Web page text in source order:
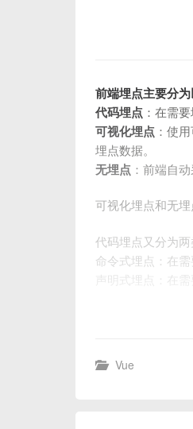
前端埋点主要分
代码埋点 ：在需
可视化埋点 ：使
埋点数据。
无埋点 ：前端自
可视化埋点和无
代码埋点又分为两
命令式埋点：在
声明式埋点：在
Vue